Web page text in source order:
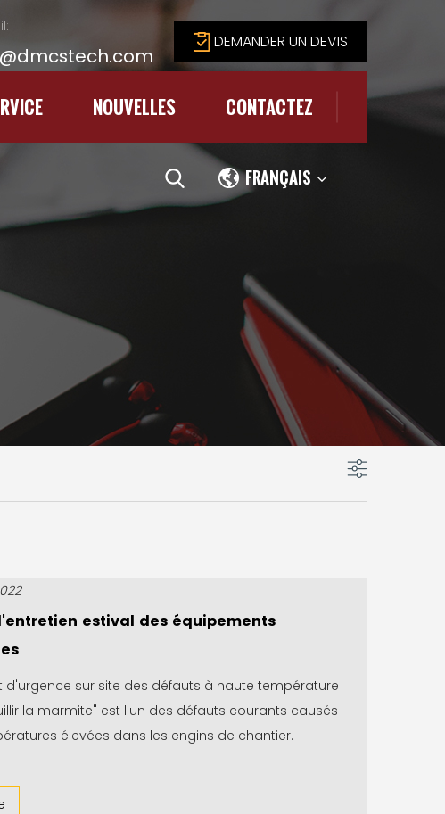
DEMANDER UN DEVIS
NOUVELLES CONTACTEZ
FRANÇAIS
estival des équipements
d'urgence sur site des défauts à haute température
la marmite" est l'un des défauts courants causés
élevées dans les engins de chantier.